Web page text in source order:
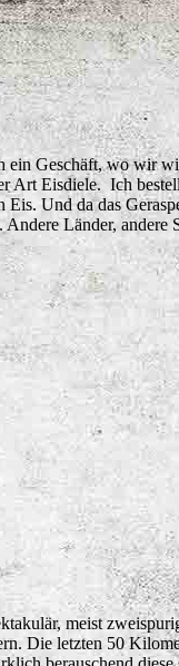
ein Geschäft, wo wir
Art Eisdiele. Ich
Und da das
Andere Länder, andere
meist
Die letzten 50